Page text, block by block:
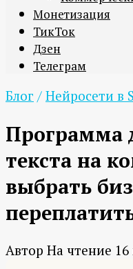
Монетизация
ТикТок
Дзен
Телеграм
Блог / Нейросети в
Программа
текста на
выбрать
Автор На чтение